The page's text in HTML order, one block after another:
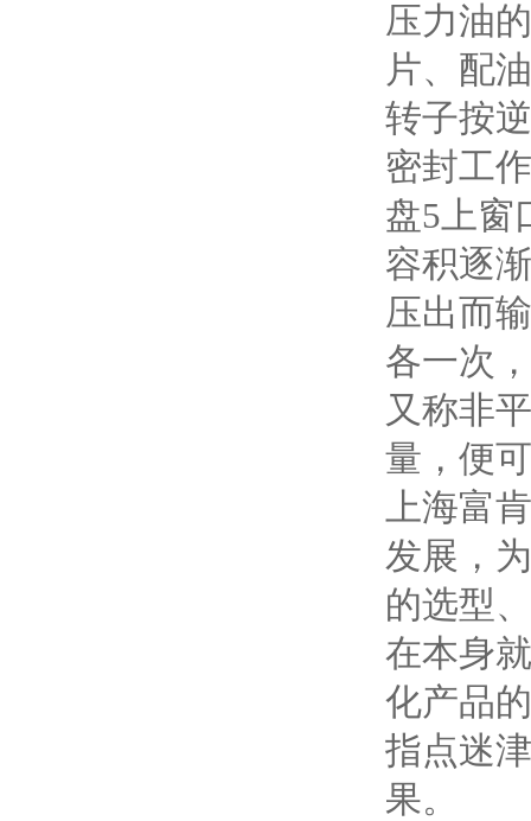
压力油
片、配
转子按
密封工
盘5上窗
容积逐
压出而
各一次
又称非
量，便
上海富
发展，
的选型
在本身
化产品
指点迷
果。